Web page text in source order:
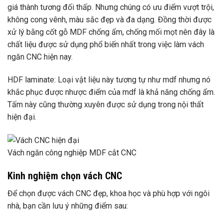
giá thành tương đối thấp. Nhưng chúng có ưu điểm vượt trội,
không cong vênh, màu sắc đẹp và đa dạng. Đồng thời được
xử lý bằng cốt gỗ MDF chống ẩm, chống mối mọt nên đây là
chất liệu được sử dụng phổ biến nhất trong việc làm vách
ngăn CNC hiện nay.
HDF laminate: Loại vật liệu này tương tự như mdf nhưng nó
khắc phục được nhược điểm của mdf là khả năng chống ẩm.
Tấm này cũng thường xuyên được sử dụng trong nội thất
hiện đại.
Vách ngăn công nghiệp MDF cắt CNC
Kinh nghiệm chọn vách CNC
Để chọn được vách CNC đẹp, khoa học và phù hợp với ngôi
nhà, bạn cần lưu ý những điểm sau: